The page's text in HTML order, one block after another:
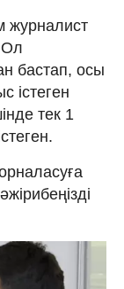
журналист
Ол
бастап, осы
істеген
тек 1